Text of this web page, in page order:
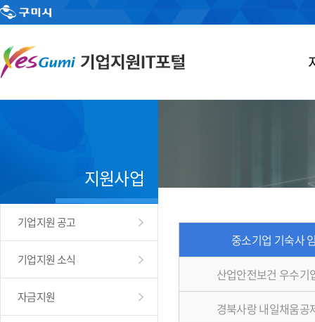
지원사업
기업지원 공고
기업지원 소식
자금지원
중소기업 기숙사
산업안전보건 우수기
경북사랑 내일채움공